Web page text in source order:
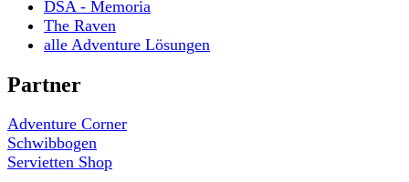
DSA - Memoria
The Raven
alle Adventure Lösungen
Partner
Adventure Corner
Schwibbogen
Servietten Shop